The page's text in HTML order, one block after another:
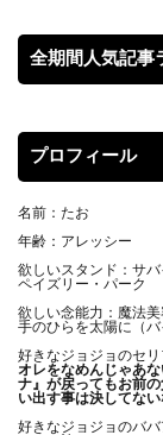
全期間人気記事
プロフィール
名前：たお
年齢：アレッシー
欲しいスタンド：サバ
ペイズリー・パーク
欲しい念能力：魔法
手のひらを太陽に（バ
好きなジョジョのセリ
オレをなめんじゃあな
ナ』が戻ってもお前
い出す事は決してな
好きなジョジョのババ